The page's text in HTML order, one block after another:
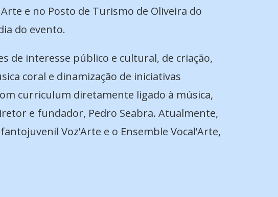
e no Posto de Turismo de Oliveira do
do evento.
de interesse público e cultural, de criação,
coral e dinamização de iniciativas
curriculum diretamente ligado à música,
e fundador, Pedro Seabra. Atualmente,
Voz’Arte e o Ensemble Vocal’Arte,